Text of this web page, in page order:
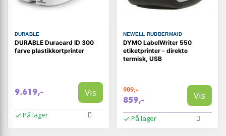
DURABLE
DURABLE Duracard ID 300
farve plastikkortprinter
9.619,- Vis
På lager
NEWELL RUBBERMAID
DYMO LabelWriter 550
etiketprinter - direkte
termisk, USB
909,-
859,- Vis
På lager